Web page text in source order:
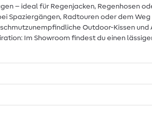
– ideal für Regenjacken, Regenhosen
Spaziergängen, Radtouren oder dem Weg
Outdoor-Kissen und
Im Showroom findest du einen